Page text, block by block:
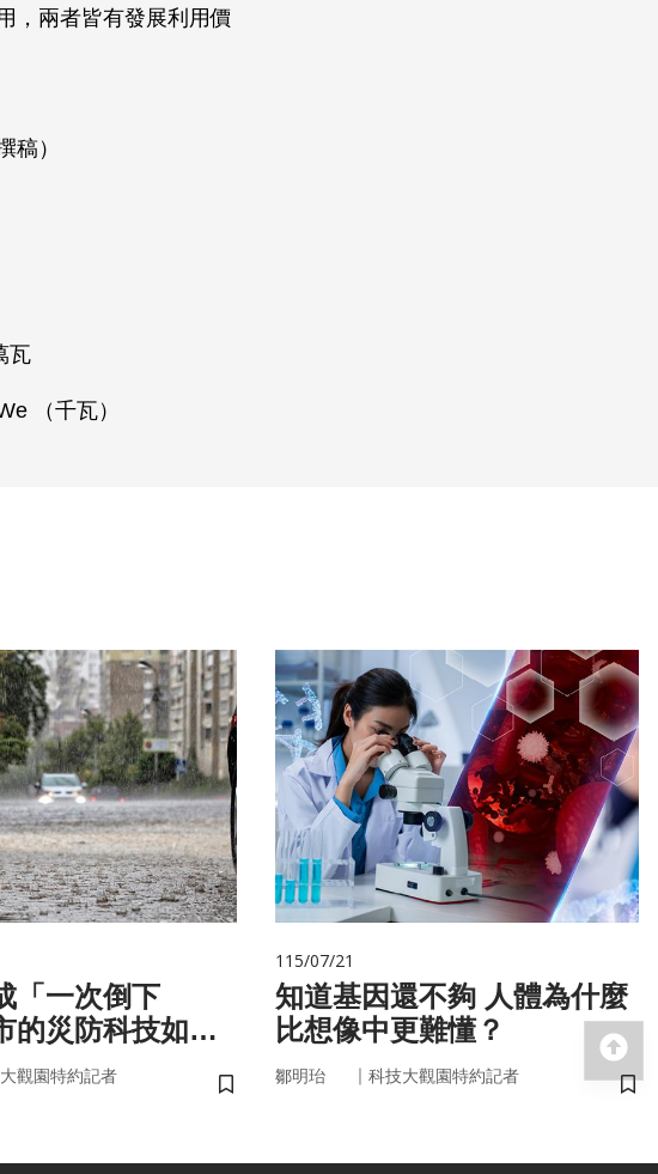
，兩者皆有發展利用價
稿）
瓦
（千瓦）
「一次倒下
的災防科技如何
觀園特約記者
儲存書籤
115/07/21
知道基因還不夠 人體為什麼
比想像中更難懂？
鄒明珆 ｜ 科技大觀園特約記者
儲